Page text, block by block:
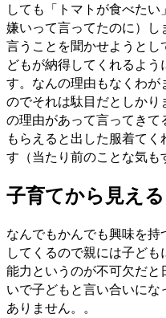
しても「トマトが食べた
嫌いって言ってたのに）
言うことを聞かせようと
どもが納得してくれるよ
す。なんの理由もなくわ
のでそれは駄目だとしかり
の理由があって言ってき
もらえると出した服着て
す（当たり前のことな気も
子育てから見え
なんでもかんでも興味を
してくるので親には子ど
能力というのが不可欠だ
いで子どもと言い合いに
ありません。。